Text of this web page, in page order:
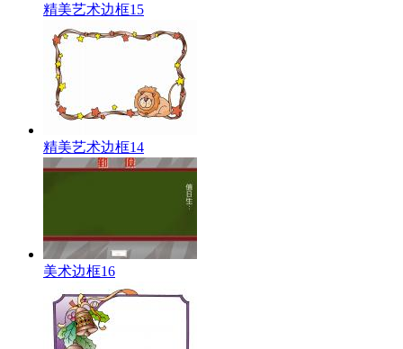
精美艺术边框15
精美艺术边框14
美术边框16